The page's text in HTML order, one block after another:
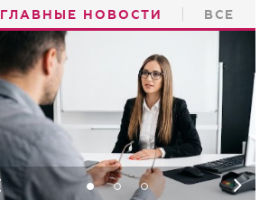
ГЛАВНЫЕ НОВОСТИ ВСЕ